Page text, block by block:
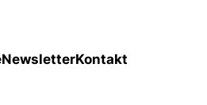
NewsletterKontakt